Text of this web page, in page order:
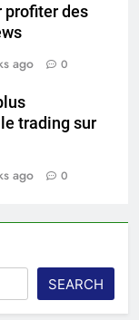
profiter des
ago 0
trading sur
ago 0
SEARCH